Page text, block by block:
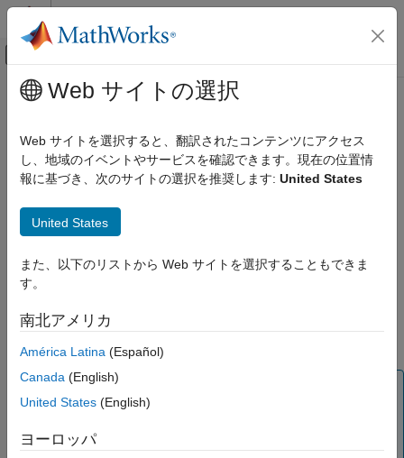
コンテンツへスキップ
オフキャンバス ナビゲーション メ
ドキュメンテーションのホーム
Stateflow
チャート プログラミング
アクション言語構文
Stateflow
Simulink でのシミュレーション
string データ
構文
例
メインコンテンツ
strlen
string の長さを特定する
構文
説明
メモ
演算子
strlenは、C をアクション言語として使用する
Stateflow
をアクション言語として使用するチャートでは、
Web サイトの選択
Web サイトを選択すると、翻訳されたコンテンツにアクセス
し、地域のイベントやサービスを確認できます。現在の位置情
報に基づき、次のサイトの選択を推奨します: United States
United States
また、以下のリストから Web サイトを選択することもできま
す。
南北アメリカ
América Latina (Español)
Canada (English)
United States (English)
ヨーロッパ